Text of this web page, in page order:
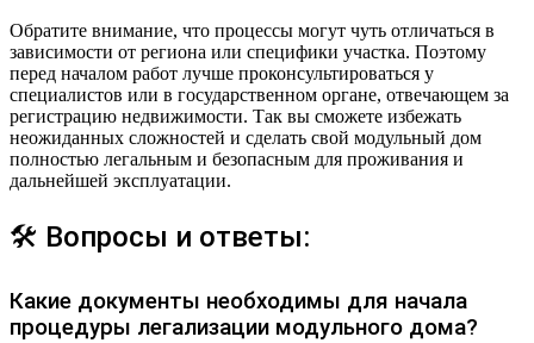
Обратите внимание, что процессы могут чуть отличаться в
зависимости от региона или специфики участка. Поэтому
перед началом работ лучше проконсультироваться у
специалистов или в государственном органе, отвечающем за
регистрацию недвижимости. Так вы сможете избежать
неожиданных сложностей и сделать свой модульный дом
полностью легальным и безопасным для проживания и
дальнейшей эксплуатации.
🛠 Вопросы и ответы:
Какие документы необходимы для начала
процедуры легализации модульного дома?